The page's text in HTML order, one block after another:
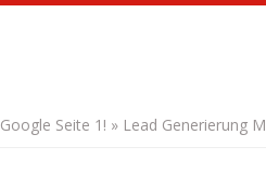
Seite 1! » Lead Generierung